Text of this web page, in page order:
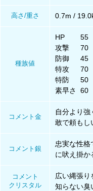
高さ/重さ 0.7m /
種族値
HP
55
攻撃
70
防御
45
特攻
70
特防
50
素早さ
60
コメント金
自分より
敢で頼もし
コメント銀
忠実な性格
に吠え掛か
コメント
クリスタル
広い縄張り
知らない臭